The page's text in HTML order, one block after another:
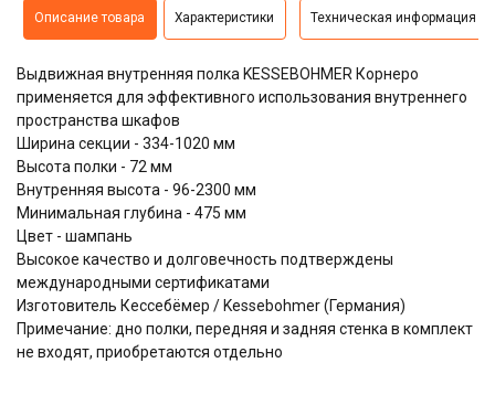
Описание товара Характеристики Техническая информация
Выдвижная внутренняя полка KESSEBOHMER Корнеро
применяется для эффективного использования внутреннего
пространства шкафов
Ширина секции - 334-1020 мм
Высота полки - 72 мм
Внутренняя высота - 96-2300 мм
Минимальная глубина - 475 мм
Цвет - шампань
Высокое качество и долговечность подтверждены
международными сертификатами
Изготовитель Кессебёмер / Kessebohmer (Германия)
Примечание: дно полки, передняя и задняя стенка в комплект
не входят, приобретаются отдельно